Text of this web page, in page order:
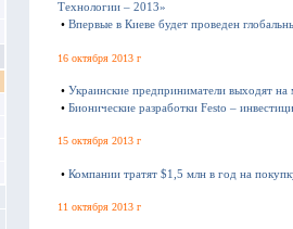
Технологии – 2013»
• Впервые в Киеве будет проведен
16 октября 2013 г
• Украинские предприниматели выходят
• Бионические разработки Festo –
15 октября 2013 г
• Компании тратят $1,5 млн в год на
11 октября 2013 г